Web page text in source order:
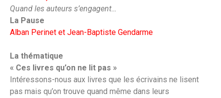
Quand les auteurs s’engagent…
La Pause
Alban Perinet et Jean-Baptiste Gendarme
La thématique
« Ces livres qu’on ne lit pas »
Intéressons-nous aux livres que les écrivains ne lisent
pas mais qu’on trouve quand même dans leurs